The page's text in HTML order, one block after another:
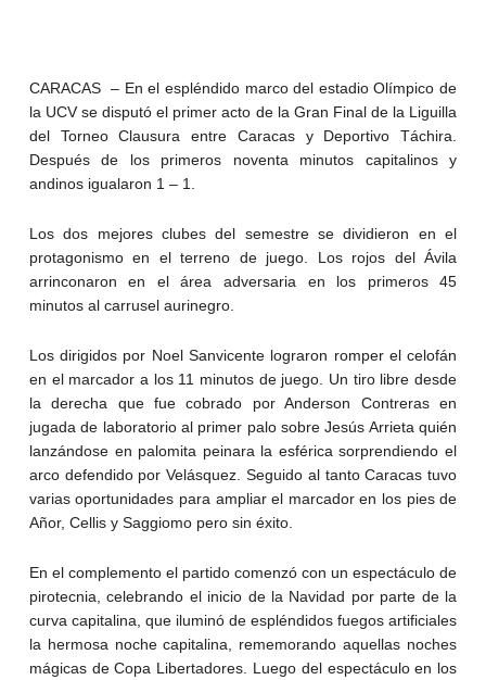
CARACAS – En el espléndido marco del estadio Olímpico de
la UCV se disputó el primer acto de la Gran Final de la Liguilla
del Torneo Clausura entre Caracas y Deportivo Táchira.
Después de los primeros noventa minutos capitalinos y
andinos igualaron 1 – 1.
Los dos mejores clubes del semestre se dividieron en el
protagonismo en el terreno de juego. Los rojos del Ávila
arrinconaron en el área adversaria en los primeros 45
minutos al carrusel aurinegro.
Los dirigidos por Noel Sanvicente lograron romper el celofán
en el marcador a los 11 minutos de juego. Un tiro libre desde
la derecha que fue cobrado por Anderson Contreras en
jugada de laboratorio al primer palo sobre Jesús Arrieta quién
lanzándose en palomita peinara la esférica sorprendiendo el
arco defendido por Velásquez. Seguido al tanto Caracas tuvo
varias oportunidades para ampliar el marcador en los pies de
Añor, Cellis y Saggiomo pero sin éxito.
En el complemento el partido comenzó con un espectáculo de
pirotecnia, celebrando el inicio de la Navidad por parte de la
curva capitalina, que iluminó de espléndidos fuegos artificiales
la hermosa noche capitalina, rememorando aquellas noches
mágicas de Copa Libertadores. Luego del espectáculo en los